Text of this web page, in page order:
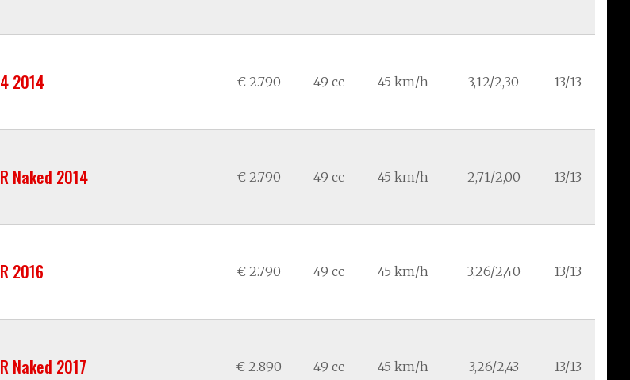
4 2014 € 2.790 49 cc 45 km/h 3,12/2,30 13/13
R Naked 2014 € 2.790 49 cc 45 km/h 2,71/2,00 13/13
R 2016 € 2.790 49 cc 45 km/h 3,26/2,40 13/13
R Naked 2017 € 2.890 49 cc 45 km/h 3,26/2,43 13/13